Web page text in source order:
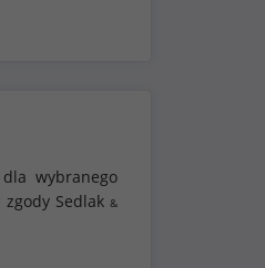
wybranego
Sedlak &